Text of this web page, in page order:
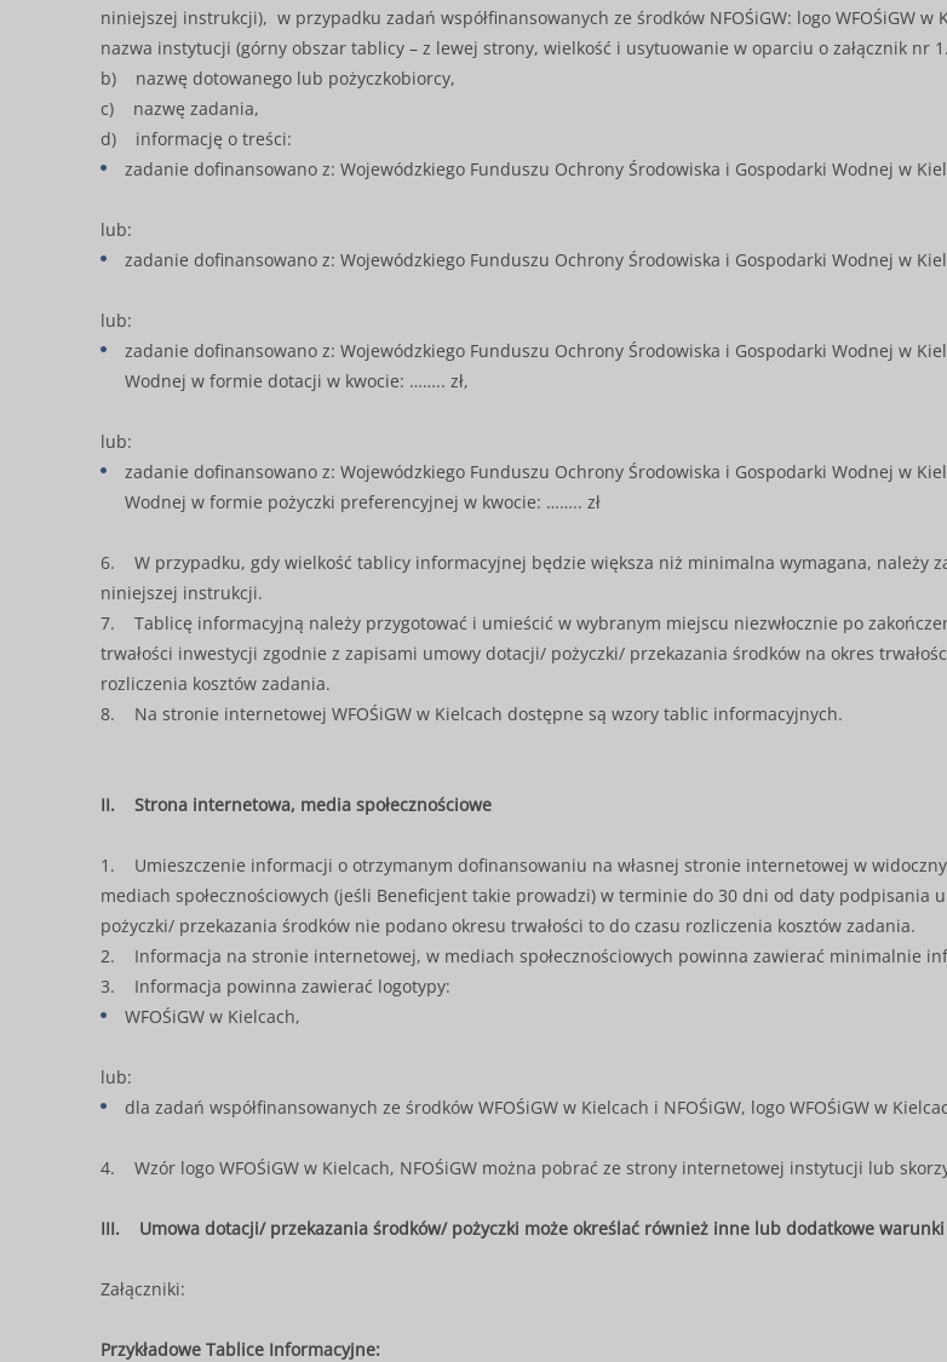
niniejszej instrukcji), w przypadku zadań współfinansowanych ze środków NFOŚiGW: logo WFOŚiGW w
nazwa instytucji (górny obszar tablicy – z lewej strony, wielkość i usytuowanie w oparciu o załącznik nr
b) nazwę dotowanego lub pożyczkobiorcy,
c) nazwę zadania,
d) informację o treści:
zadanie dofinansowano z: Wojewódzkiego Funduszu Ochrony Środowiska i Gospodarki Wodnej w
lub:
zadanie dofinansowano z: Wojewódzkiego Funduszu Ochrony Środowiska i Gospodarki Wodnej w
lub:
zadanie dofinansowano z: Wojewódzkiego Funduszu Ochrony Środowiska i Gospodarki Wodnej w
Wodnej w formie dotacji w kwocie: …….. zł,
lub:
zadanie dofinansowano z: Wojewódzkiego Funduszu Ochrony Środowiska i Gospodarki Wodnej w
Wodnej w formie pożyczki preferencyjnej w kwocie: …….. zł
6. W przypadku, gdy wielkość tablicy informacyjnej będzie większa niż minimalna wymagana, należy
niniejszej instrukcji.
7. Tablicę informacyjną należy przygotować i umieścić w wybranym miejscu niezwłocznie po
trwałości inwestycji zgodnie z zapisami umowy dotacji/ pożyczki/ przekazania środków na okres
rozliczenia kosztów zadania.
8. Na stronie internetowej WFOŚiGW w Kielcach dostępne są wzory tablic informacyjnych.
II. Strona internetowa, media społecznościowe
1. Umieszczenie informacji o otrzymanym dofinansowaniu na własnej stronie internetowej w
mediach społecznościowych (jeśli Beneficjent takie prowadzi) w terminie do 30 dni od daty podpisania
pożyczki/ przekazania środków nie podano okresu trwałości to do czasu rozliczenia kosztów zadania.
2. Informacja na stronie internetowej, w mediach społecznościowych powinna zawierać minimalnie
3. Informacja powinna zawierać logotypy:
WFOŚiGW w Kielcach,
lub:
dla zadań współfinansowanych ze środków WFOŚiGW w Kielcach i NFOŚiGW, logo WFOŚiGW w
4. Wzór logo WFOŚiGW w Kielcach, NFOŚiGW można pobrać ze strony internetowej instytucji lub
III. Umowa dotacji/ przekazania środków/ pożyczki może określać również inne lub dodatkowe
Załączniki:
Przykładowe Tablice Informacyjne: